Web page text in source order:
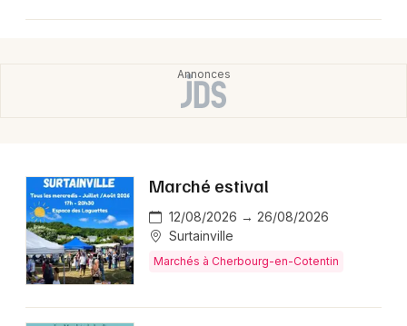
Foires & salons dans la Manche
Newsletter des sorties
Artistes en tournée
Marché estival
12/08/2026 → 26/08/2026
Surtainville
Marchés à Cherbourg-en-Cotentin